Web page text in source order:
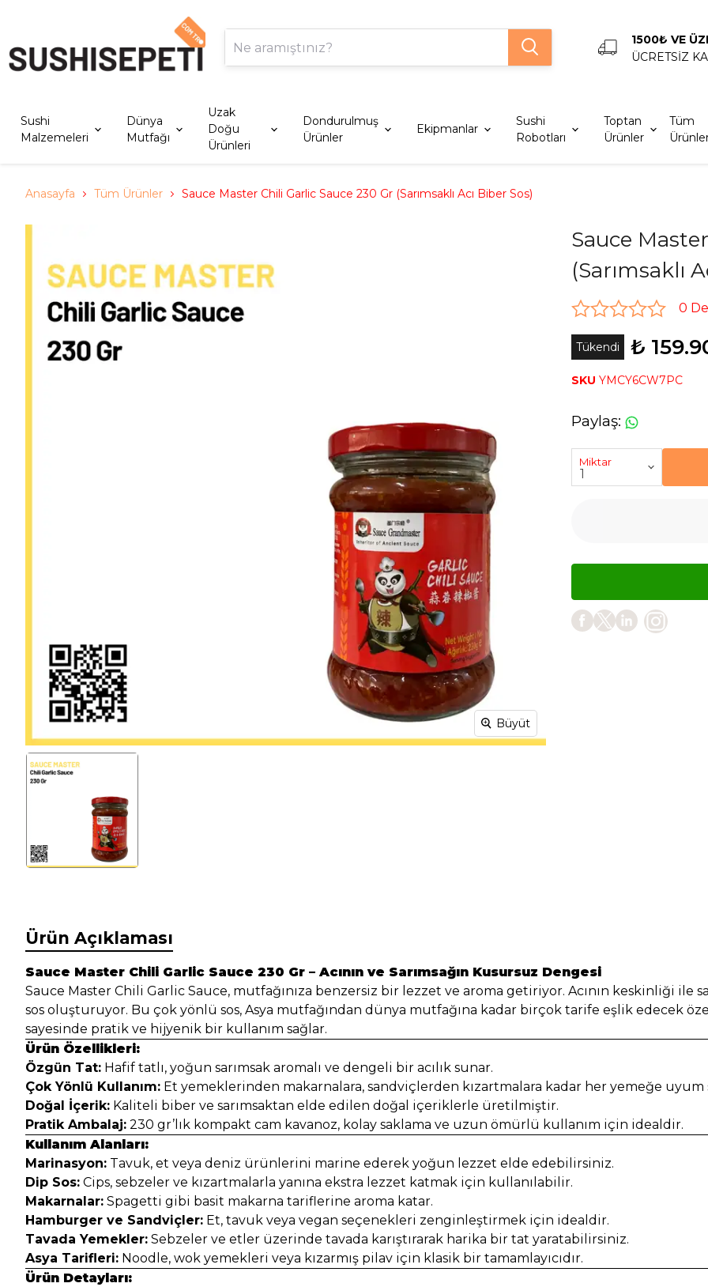
1500₺ VE
ÜCRETSİZ
Sushi
Malzemeleri
Dünya
Mutfağı
Uzak
Doğu
Ürünleri
Dondurulmuş
Ürünler
Ekipmanlar
Sushi
Robotları
Toptan
Ürünler
Tüm
Anasayfa Tüm Ürünler Sauce Master Chili Garlic Sauce 230 Gr (Sarımsaklı Acı Biber Sos)
Büyüt
Sauce
(Sarımsaklı
0
Tükendi ₺
SKU YMCY6CW7PC
Paylaş:
Miktar
Ürün Açıklaması
Sauce Master Chili Garlic Sauce 230 Gr – Acının ve Sarımsağın Kusursuz Dengesi
Sauce Master Chili Garlic Sauce, mutfağınıza benzersiz bir lezzet ve aroma getiriyor. Acının keskinliği ile
sos oluşturuyor. Bu çok yönlü sos, Asya mutfağından dünya mutfağına kadar birçok tarife eşlik edecek
sayesinde pratik ve hijyenik bir kullanım sağlar.
Ürün Özellikleri:
Özgün Tat: Hafif tatlı, yoğun sarımsak aromalı ve dengeli bir acılık sunar.
Çok Yönlü Kullanım: Et yemeklerinden makarnalara, sandviçlerden kızartmalara kadar her yemeğe uyum
Doğal İçerik: Kaliteli biber ve sarımsaktan elde edilen doğal içeriklerle üretilmiştir.
Pratik Ambalaj: 230 gr’lık kompakt cam kavanoz, kolay saklama ve uzun ömürlü kullanım için idealdir.
Kullanım Alanları:
Marinasyon: Tavuk, et veya deniz ürünlerini marine ederek yoğun lezzet elde edebilirsiniz.
Dip Sos: Cips, sebzeler ve kızartmalarla yanına ekstra lezzet katmak için kullanılabilir.
Makarnalar: Spagetti gibi basit makarna tariflerine aroma katar.
Hamburger ve Sandviçler: Et, tavuk veya vegan seçenekleri zenginleştirmek için idealdir.
Tavada Yemekler: Sebzeler ve etler üzerinde tavada karıştırarak harika bir tat yaratabilirsiniz.
Asya Tarifleri: Noodle, wok yemekleri veya kızarmış pilav için klasik bir tamamlayıcıdır.
Ürün Detayları: